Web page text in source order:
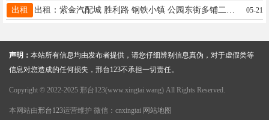
出租 05-21
声明： 本站所有信息均由发布者提供，请您仔细辨别信息真伪，对于虚假类等
信息对您造成的任何损失，邢台123不承担一切责任。
Copyright © 2022-2025 邢台123(www.xingtai.wang) All Rights Reserved.
本网站由邢台123运营维护 微信：cnxingtai 网站地图